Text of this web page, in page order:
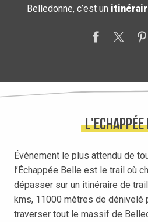
Belledonne, c’est un
Événement le plus attendu de
l’Échappée Belle est le trail où
dépasser sur un itinéraire de
kms, 11000 mètres de dénivelé
traverser tout le massif de